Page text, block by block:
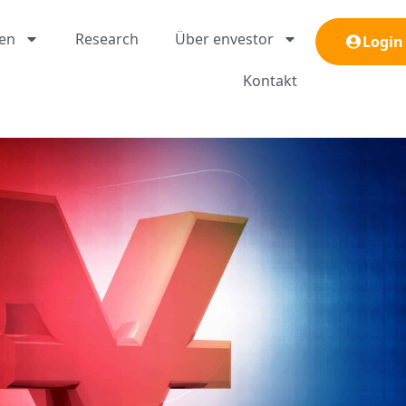
Research Über envestor
Kontakt
Login